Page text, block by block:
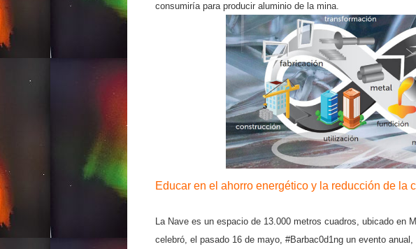
consumiría para producir aluminio de la mina.
Educar en el ahorro energético y la reducción de la
La Nave es un espacio de 13.000 metros cuadros, ubicado en
celebró, el pasado 16 de mayo, #Barbac0d1ng un evento